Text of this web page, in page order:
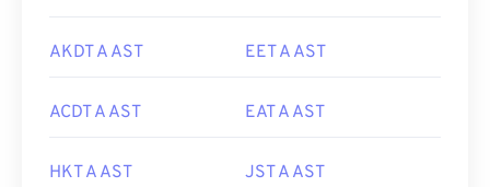
AKDT A AST EET A AST
ACDT A AST EAT A AST
HKT A AST JST A AST